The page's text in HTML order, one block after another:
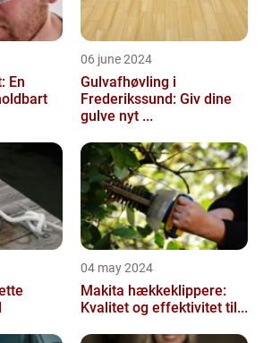
En
06 june 2024
Gulvafhøvling i
Frederikssund: Giv dine
gulve nyt ...
04 may 2024
Makita hækkeklippere:
Kvalitet og effektivitet til...